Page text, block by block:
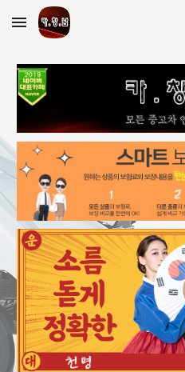
Skip to main content